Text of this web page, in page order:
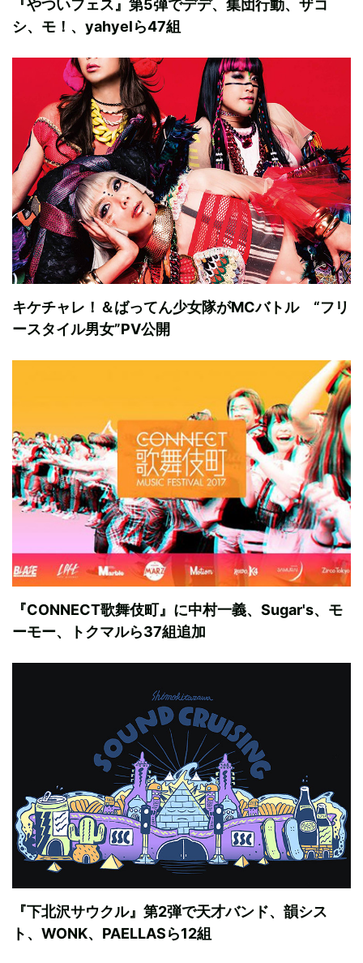
『やついフェス』第5弾でデデ、集団行動、ザコ
シ、モ！、yahyelら47組
キケチャレ！＆ばってん少女隊がMCバトル “フリ
ースタイル男女”PV公開
『CONNECT歌舞伎町』に中村一義、Sugar's、モ
ーモー、トクマルら37組追加
『下北沢サウクル』第2弾で天才バンド、韻シス
ト、WONK、PAELLASら12組